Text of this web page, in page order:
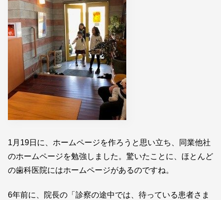
1月19日に、ホームページを作ろうと思い立ち、同業他社
のホームページを勉強しました。驚いたことに、ほとんど
の歯科医院にはホームページがあるのですね。
6年前に、院長の「診察の途中では、待っている患者さま